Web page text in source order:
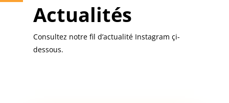
Actualités
Consultez notre fil d’actualité Instagram çi-
dessous.